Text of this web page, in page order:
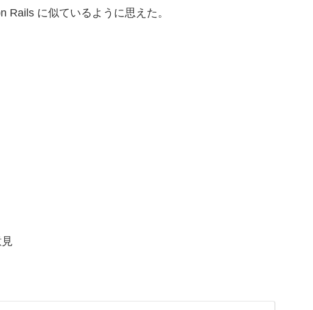
Rails に似ているように思えた。